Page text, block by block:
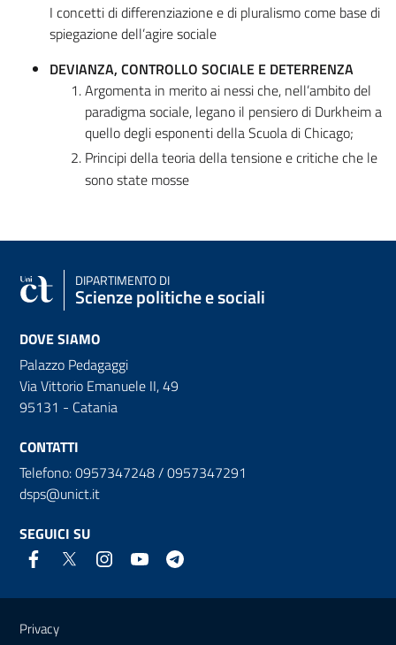
I concetti di differenziazione e di pluralismo come base di
spiegazione dell’agire sociale
DEVIANZA, CONTROLLO SOCIALE E DETERRENZA
Argomenta in merito ai nessi che, nell’ambito del
paradigma sociale, legano il pensiero di Durkheim a
quello degli esponenti della Scuola di Chicago;
Principi della teoria della tensione e critiche che le
sono state mosse
DIPARTIMENTO DI
Scienze politiche e sociali
DOVE SIAMO
Palazzo Pedagaggi
Via Vittorio Emanuele II, 49
95131 - Catania
CONTATTI
Telefono: 0957347248 / 0957347291
dsps@unict.it
SEGUICI SU
Link e informazioni utili
Privacy